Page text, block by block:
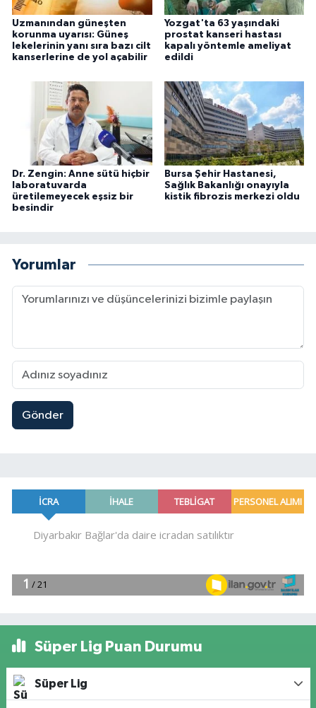
Uzmanından güneşten
korunma uyarısı: Güneş
lekelerinin yanı sıra bazı cilt
kanserlerine de yol açabilir
Yozgat'ta 63 yaşındaki
prostat kanseri hastası
kapalı yöntemle ameliyat
edildi
Dr. Zengin: Anne sütü hiçbir
laboratuvarda
üretilemeyecek eşsiz bir
besindir
Bursa Şehir Hastanesi,
Sağlık Bakanlığı onayıyla
kistik fibrozis merkezi oldu
Yorumlar
Gönder
Süper Lig Puan Durumu
Süper Lig